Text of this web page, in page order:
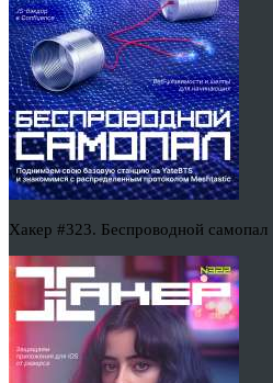
Хакер #323. Беспроводной самопал